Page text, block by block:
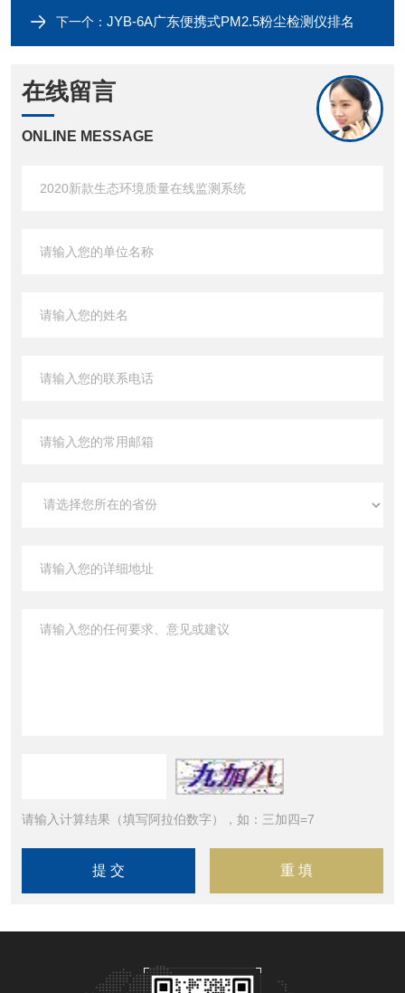
下一个： JYB-6A广东便携式PM2.5粉尘检测仪排名
在线留言
ONLINE MESSAGE
请输入计算结果（填写阿拉伯数字），如：三加四=7